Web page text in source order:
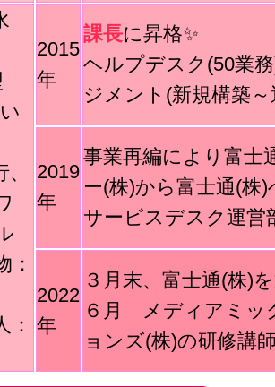
：
：
2015
年
課長に昇格✨
ヘルプデスク(50業
ジメント(新規構築
2019
年
事業再編により富士
ー(株)から富士通(株)
サービスデスク運営
2022
年
３月末、富士通(株)
６月 メディアミッ
ョンズ(株)の研修講